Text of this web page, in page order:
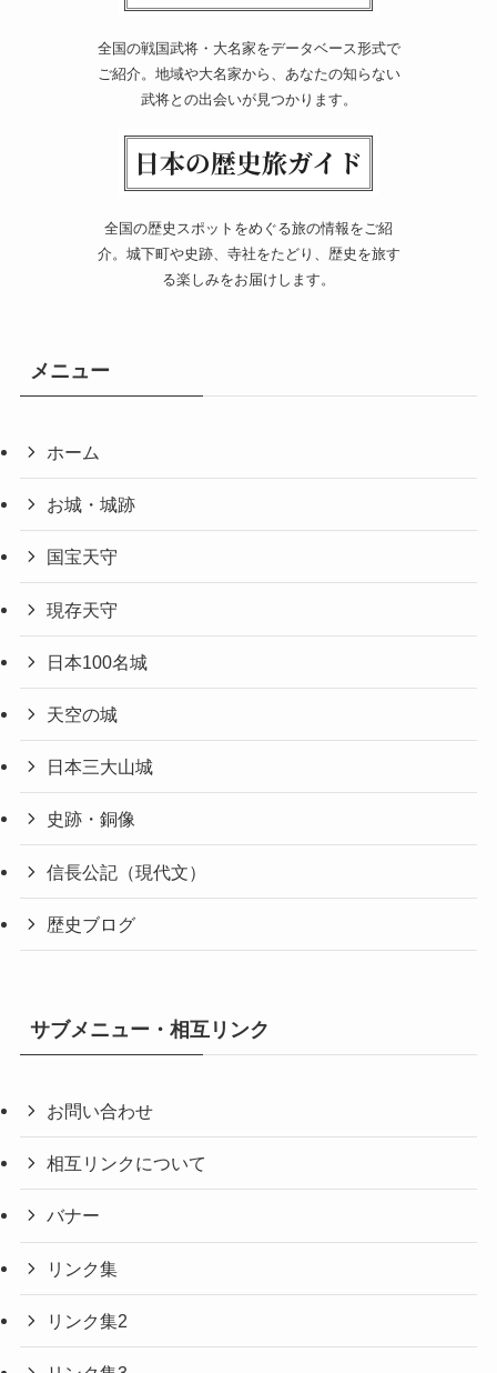
全国の戦国武将・大名家をデータベース形式で
ご紹介。地域や大名家から、あなたの知らない
武将との出会いが見つかります。
全国の歴史スポットをめぐる旅の情報をご紹
介。城下町や史跡、寺社をたどり、歴史を旅す
る楽しみをお届けします。
メニュー
ホーム
お城・城跡
国宝天守
現存天守
日本100名城
天空の城
日本三大山城
史跡・銅像
信長公記（現代文）
歴史ブログ
サブメニュー・相互リンク
お問い合わせ
相互リンクについて
バナー
リンク集
リンク集2